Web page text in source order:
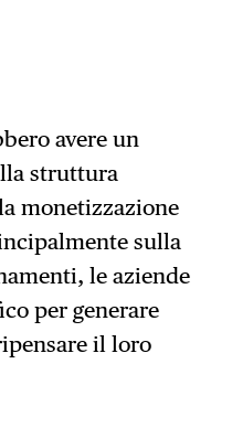
avere un
struttura
monetizzazione
sulla
le aziende
per generare
il loro